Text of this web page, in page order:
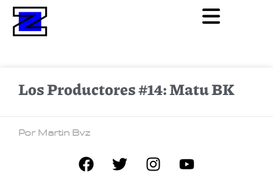
Los Productores #14: Matu BK
Por Martin Bvz